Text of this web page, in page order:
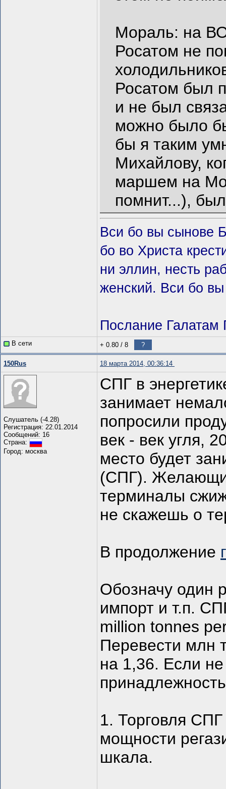
Мораль: на
Росатом не
Росатом был
и не был
можно было
бы я таким
Михайлову,
маршем на
помнит...),
Вси бо вы сынове
бо во Христа
ни эллин, несть
женский. Вси бо
Послание Галатам
В сети + 0.80 / 8 ?
150Rus 18 марта 2014, 00:36:14
Слушатель (-4.28)
Регистрация: 22.01.2014
Сообщений: 16
Страна:
Город: москва
СПГ в
занимает
попросили
век - век угля,
место будет
(СПГ).
терминалы
не скажешь о
В продолжение
Обозначу один
импорт и т.п.
million tonnes
Перевести млн
на 1,36. Если
1. Торговля
мощности
шкала.